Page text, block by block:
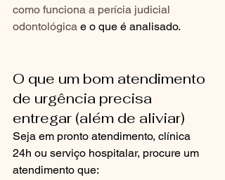
como funciona a perícia judicial
odontológica e o que é analisado.
O que um bom atendimento
de urgência precisa
entregar (além de aliviar)
Seja em pronto atendimento, clínica
24h ou serviço hospitalar, procure um
atendimento que: